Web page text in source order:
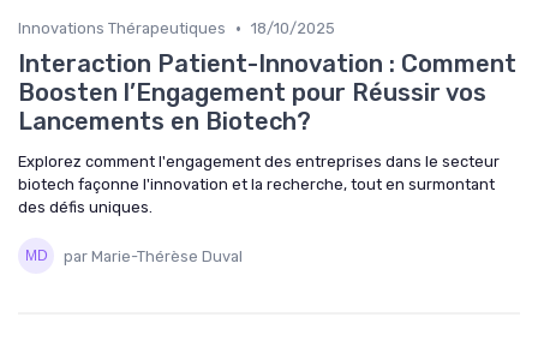
Innovations Thérapeutiques • 18/10/2025
Interaction Patient-Innovation : Comment
Boosten l’Engagement pour Réussir vos
Lancements en Biotech?
Explorez comment l'engagement des entreprises dans le secteur
biotech façonne l'innovation et la recherche, tout en surmontant
des défis uniques.
par Marie-Thérèse Duval